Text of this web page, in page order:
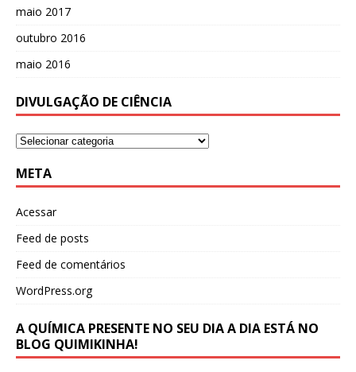
maio 2017
outubro 2016
maio 2016
DIVULGAÇÃO DE CIÊNCIA
META
Acessar
Feed de posts
Feed de comentários
WordPress.org
A QUÍMICA PRESENTE NO SEU DIA A DIA ESTÁ NO
BLOG QUIMIKINHA!